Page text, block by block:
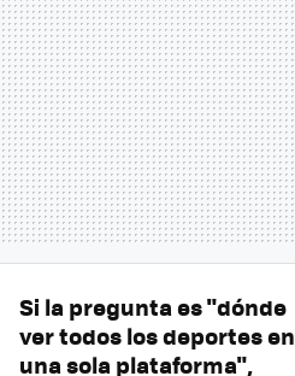
Si la pregunta es "dónde
ver todos los deportes en
una sola plataforma",